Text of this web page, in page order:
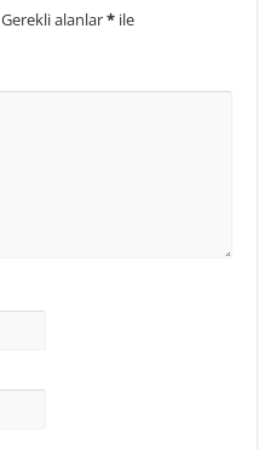
Gerekli alanlar* ile